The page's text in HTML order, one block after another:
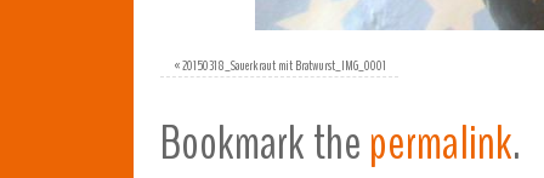
«20150318_Sauerkraut mit Bratwurst_IMG_0001
Bookmark thepermalink.